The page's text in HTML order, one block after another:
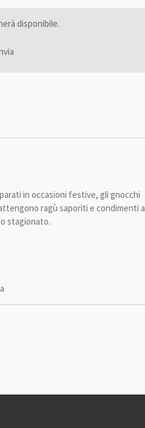
disponibile.
in occasioni festive, gli gnocchi
ragù saporiti e condimenti a
stagionato.